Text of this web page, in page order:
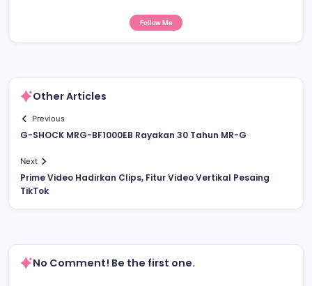
Follow Me
Other Articles
Previous
G-SHOCK MRG-BF1000EB Rayakan 30 Tahun MR-G
Next
Prime Video Hadirkan Clips, Fitur Video Vertikal Pesaing
TikTok
No Comment! Be the first one.